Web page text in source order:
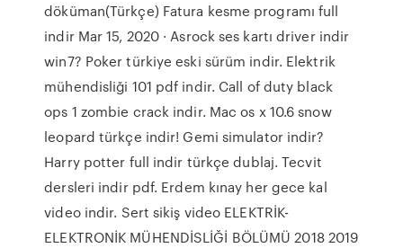
döküman(Türkçe) Fatura kesme programı full
indir Mar 15, 2020 · Asrock ses kartı driver indir
win7? Poker türkiye eski sürüm indir. Elektrik
mühendisliği 101 pdf indir. Call of duty black
ops 1 zombie crack indir. Mac os x 10.6 snow
leopard türkçe indir! Gemi simulator indir?
Harry potter full indir türkçe dublaj. Tecvit
dersleri indir pdf. Erdem kınay her gece kal
video indir. Sert sikiş video ELEKTRİK-
ELEKTRONİK MÜHENDİSLİĞİ BÖLÜMÜ 2018 2019